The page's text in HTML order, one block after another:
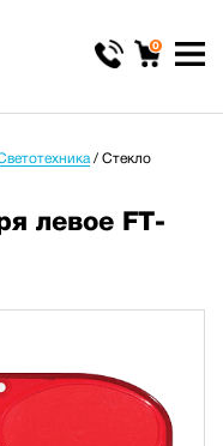
0
/ Стекло
левое FT-